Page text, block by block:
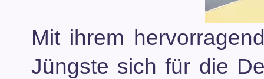
Mit ihrem
Jüngste sich für die